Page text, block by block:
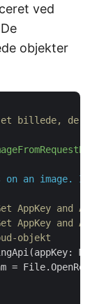
ved
objekter
der
on an image.
AppKey and
AppKey and
objekt
=